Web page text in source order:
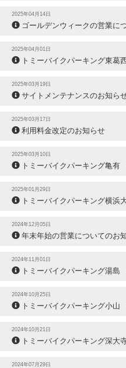
2025年04月14日
ゴールデンウィークの営業に
2025年04月01日
トミーバイクパーキング東葛
2025年03月19日
サイトメンテナンスのお知ら
2025年03月17日
利用料金改定のお知らせ
2025年03月10日
トミーバイクパーキング亀有
2025年01月29日
トミーバイクパーキング横浜
2024年12月05日
年末年始の営業についてのお
2024年11月01日
トミーバイクパーキング湯島
2024年10月25日
トミーバイクパーキング小山
2024年10月21日
トミーバイクパーキング深大
2024年07月29日